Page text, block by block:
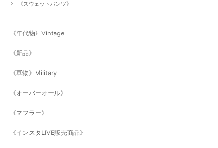
《スウェットパンツ》
《年代物》Vintage
《新品》
《軍物》Military
《オーバーオール》
《マフラー》
《インスタLIVE販売商品》